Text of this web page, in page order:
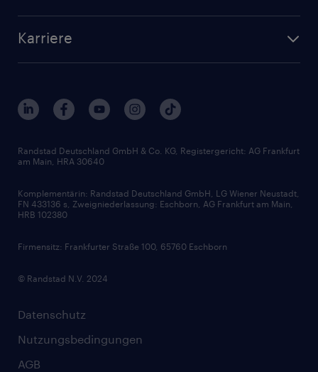
Karriere
Datenschutz
Nutzungsbedingungen
AGB
Randstad Deutschland GmbH & Co. KG, Registergericht: AG Frankfurt
am Main, HRA 30640
Komplementärin: Randstad Deutschland GmbH, LG Wiener Neustadt,
FN 433136 s, Zweigniederlassung: Eschborn, AG Frankfurt am Main,
HRB 102380
Firmensitz: Frankfurter Straße 100, 65760 Eschborn
© Randstad N.V. 2024